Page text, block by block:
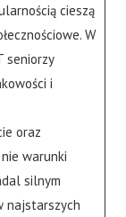
cieszą
W
seniorzy
i
oraz
warunki
silnym
najstarszych